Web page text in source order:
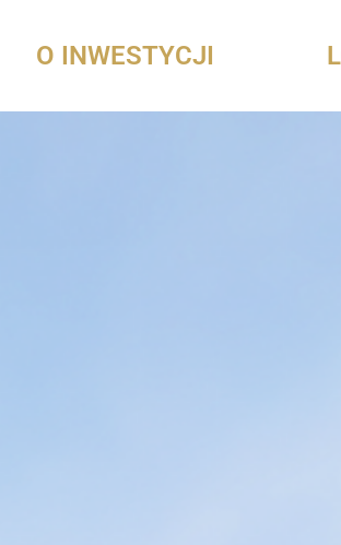
O INWESTYCJI